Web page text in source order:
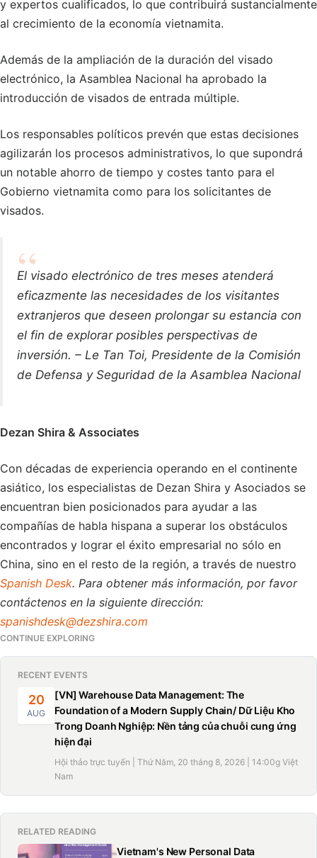
y expertos cualificados, lo que contribuirá sustancialmente
al crecimiento de la economía vietnamita.
Además de la ampliación de la duración del visado
electrónico, la Asamblea Nacional ha aprobado la
introducción de visados de entrada múltiple.
Los responsables políticos prevén que estas decisiones
agilizarán los procesos administrativos, lo que supondrá
un notable ahorro de tiempo y costes tanto para el
Gobierno vietnamita como para los solicitantes de
visados.
El visado electrónico de tres meses atenderá
eficazmente las necesidades de los visitantes
extranjeros que deseen prolongar su estancia con
el fin de explorar posibles perspectivas de
inversión. – Le Tan Toi, Presidente de la Comisión
de Defensa y Seguridad de la Asamblea Nacional
Dezan Shira & Associates
Con décadas de experiencia operando en el continente
asiático, los especialistas de Dezan Shira y Asociados se
encuentran bien posicionados para ayudar a las
compañías de habla hispana a superar los obstáculos
encontrados y lograr el éxito empresarial no sólo en
China, sino en el resto de la región, a través de nuestro
Spanish Desk. Para obtener más información, por favor
contáctenos en la siguiente dirección:
spanishdesk@dezshira.com
CONTINUE EXPLORING
RECENT EVENTS
20
AUG
[VN] Warehouse Data Management: The
Foundation of a Modern Supply Chain/ Dữ Liệu Kho
Trong Doanh Nghiệp: Nền tảng của chuỗi cung ứng
hiện đại
Hội thảo trực tuyến | Thứ Năm, 20 tháng 8, 2026 | 14:00g Việt
Nam
RELATED READING
Vietnam's New Personal Data